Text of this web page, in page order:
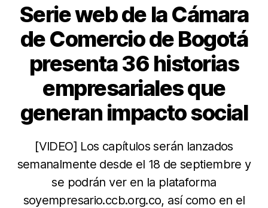
Serie web de la Cámara
de Comercio de Bogotá
presenta 36 historias
empresariales que
generan impacto social
[VIDEO] Los capítulos serán lanzados
semanalmente desde el 18 de septiembre y
se podrán ver en la plataforma
soyempresario.ccb.org.co, así como en el